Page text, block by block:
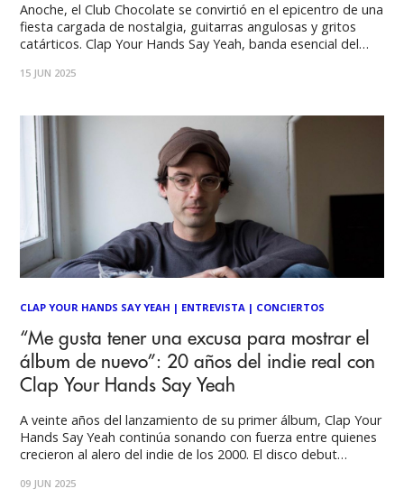
Anoche, el Club Chocolate se convirtió en el epicentro de una
fiesta cargada de nostalgia, guitarras angulosas y gritos
catárticos. Clap Your Hands Say Yeah, banda esencial del
conmemorar las dos décadas de su aclamado disco
15 JUN 2025
CLAP YOUR HANDS SAY YEAH | ENTREVISTA | CONCIERTOS
“Me gusta tener una excusa para mostrar el
álbum de nuevo”: 20 años del indie real con
Clap Your Hands Say Yeah
A veinte años del lanzamiento de su primer álbum, Clap Your
Hands Say Yeah continúa sonando con fuerza entre quienes
crecieron al alero del indie de los 2000. El disco debut
convirtió en una rareza entrañable que atrajo a David Bowie
09 JUN 2025